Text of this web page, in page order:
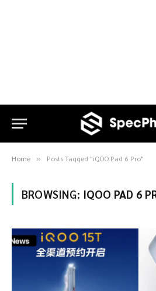
Home » Posts Tagged "iQOO Pad 6 Pro"
BROWSING: IQOO PAD 6